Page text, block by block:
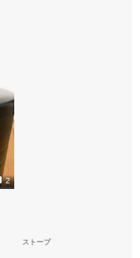
2
ストーブ